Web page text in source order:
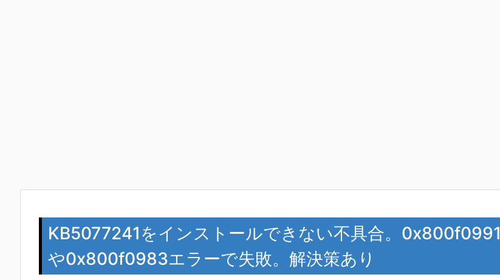
KB5077241をインストールできない不具合。0x800f0991
や0x800f0983エラーで失敗。解決策あり